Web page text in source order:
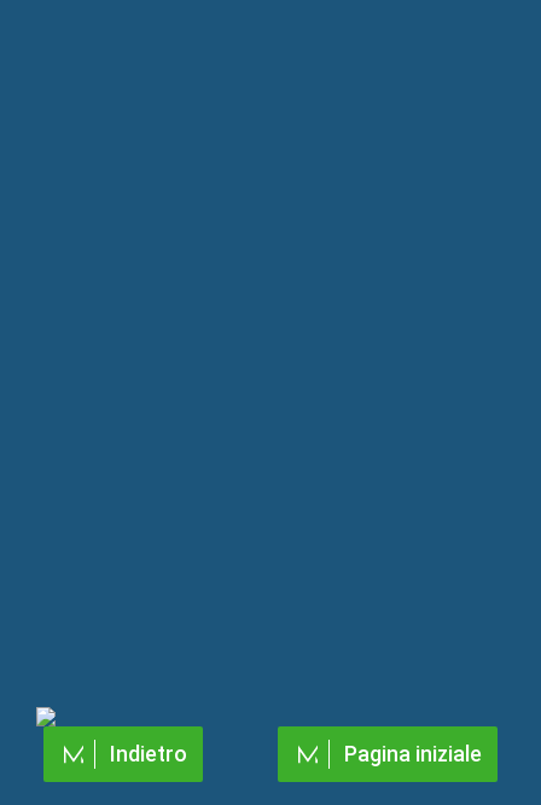
Indietro Pagina iniziale